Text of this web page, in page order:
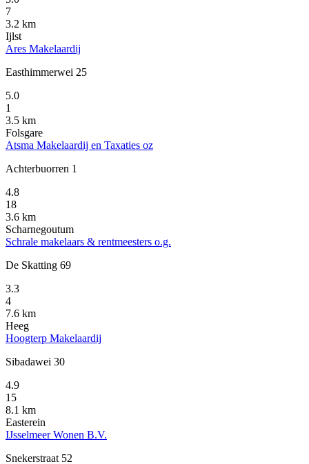
7
3.2 km
Ijlst
Ares Makelaardij
Easthimmerwei 25
5.0
1
3.5 km
Folsgare
Atsma Makelaardij en Taxaties oz
Achterbuorren 1
4.8
18
3.6 km
Scharnegoutum
Schrale makelaars & rentmeesters o.g.
De Skatting 69
3.3
4
7.6 km
Heeg
Hoogterp Makelaardij
Sibadawei 30
4.9
15
8.1 km
Easterein
IJsselmeer Wonen B.V.
Snekerstraat 52